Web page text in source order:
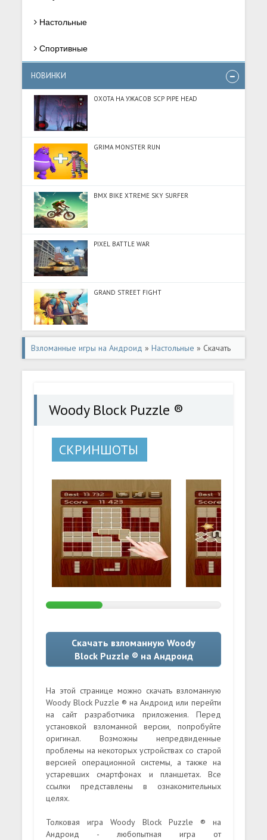
Настольные
Спортивные
НОВИНКИ
ОХОТА НА УЖАСОВ SCP PIPE HEAD
GRIMA MONSTER RUN
BMX BIKE XTREME SKY SURFER
PIXEL BATTLE WAR
GRAND STREET FIGHT
Взломанные игры на Андроид »Настольные » Скачать
Woody Block Puzzle ® (Много монет) на Андроид
Woody Block Puzzle ®
СКРИНШОТЫ
Скачать взломанную Woody
Block Puzzle ® на Андроид
На этой странице можно скачать взломанную
Woody Block Puzzle ® на Андроид или перейти
на сайт разработчика приложения. Перед
установкой взломанной версии, попробуйте
оригинал. Возможны непредвиденные
проблемы на некоторых устройствах со старой
версией операционной системы, а также на
устаревших смартфонах и планшетах. Все
ссылки представлены в ознакомительных
целях.
Толковая игра Woody Block Puzzle ® на
Андроид - любопытная игра от